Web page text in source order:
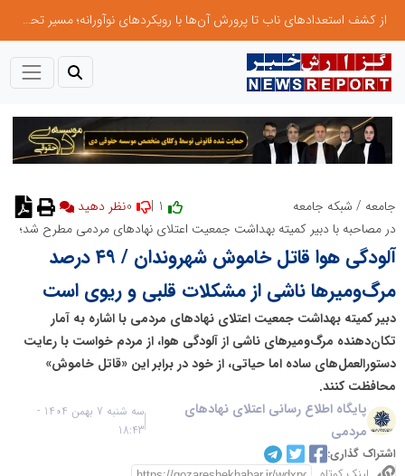
از کشف استعدادهای ناب تا پرورش آن‌ها با رویکردهای نوآورانه؛ مسیر تحول‌آفرین شنای ایران در سطح جهانی
جامعه / شبکه جامعه
نظر دهید
در مصاحبه با دبیر کمیته بهداشت جمعیت اعتلای نهادهای مردمی مطرح شد؛
آلودگی هوا قاتل خاموش شهروندان / ۴۹ درصد
مرگ‌ومیرها ناشی از مشکلات قلبی و ریوی است
دبیر کمیته بهداشت جمعیت اعتلای نهادهای مردمی با اشاره به آمار
تکان‌دهنده مرگ‌ومیرهای ناشی از آلودگی هوا، از مردم خواست با رعایت
دستورالعمل‌های ساده اما حیاتی، از خود در برابر این «قاتل خاموش»
محافظت کنند.
پایگاه اطلاع رسانی اعتلای نهادهای
مردمی
سه شنبه 7 بهمن 1404 -
18:43
اشتراک گذاری: